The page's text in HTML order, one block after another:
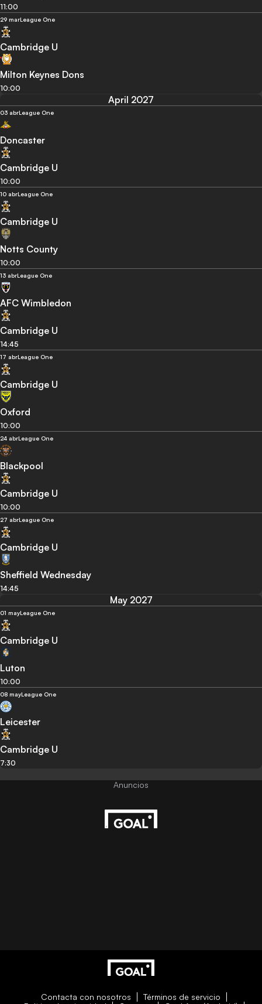
11:00
29 marLeague One
Cambridge U
Milton Keynes Dons
10:00
April 2027
03 abrLeague One
Doncaster
Cambridge U
10:00
10 abrLeague One
Cambridge U
Notts County
10:00
13 abrLeague One
AFC Wimbledon
Cambridge U
14:45
17 abrLeague One
Cambridge U
Oxford
10:00
24 abrLeague One
Blackpool
Cambridge U
10:00
27 abrLeague One
Cambridge U
Sheffield Wednesday
14:45
May 2027
01 mayLeague One
Cambridge U
Luton
10:00
08 mayLeague One
Leicester
Cambridge U
7:30
Contacta con nosotros
Términos de servicio